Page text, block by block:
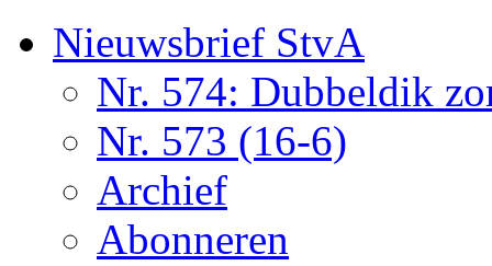
Nieuwsbrief StvA
Nr. 574: Dubbeldik
Nr. 573 (16-6)
Archief
Abonneren